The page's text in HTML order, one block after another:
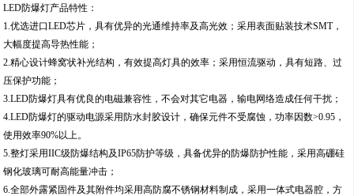
LED防爆灯产品特性：
1.优选进口LED芯片，具有优异的光通维持率及高光效；采用表面贴装技术SMT，
大幅度提高导热性能；
2.精心设计蜂窝状补光结构，有效提高灯具的效率；采用恒流驱动，具有短路、过
压保护功能；
3.LED防爆灯具有优良的电磁兼容性，不会对其它电器，输电网络造成任何干扰；
4.LED防爆灯的驱动电源采用防水封胶设计，确保元件不受腐蚀，功率因数>0.95，
使用效率90%以上。
5.整灯采用IIC级防爆结构及IP65防护等级，具备优异的防爆防护性能，采用高硼硅
钢化玻璃可耐高能量冲击；
6.全部外露紧固件及其附件均采用高防腐不锈钢材料制成，采用一体式电器腔，方